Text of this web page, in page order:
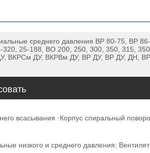
среднего давления ВР 80-75, ВР
25-188, ВО 200, 250, 300, 350, 315,
ВКРСм ДУ, ВКРВм ДУ, ВР ДУ, ВР ДУ, ДН,
·Корпус спиральный
низкого и среднего давления;